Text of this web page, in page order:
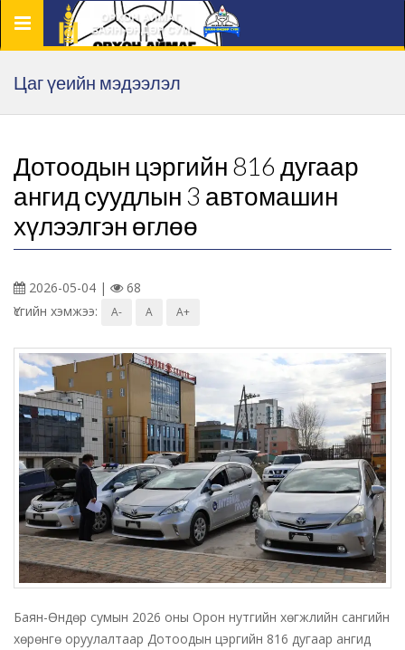
Цэс
Цаг үеийн мэдээлэл
Дотоодын цэргийн 816 дугаар
ангид суудлын 3 автомашин
хүлээлгэн өглөө
2026-05-04 |
68
Үсгийн хэмжээ:
A- A A+
Баян-Өндөр сумын 2026 оны Орон нутгийн хөгжлийн сангийн
хөрөнгө оруулалтаар Дотоодын цэргийн 816 дугаар ангид